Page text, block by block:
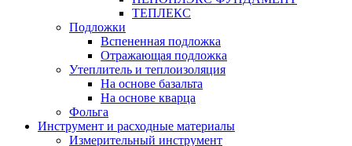
ТЕПЛЕКС
Подложки
Вспененная подложка
Отражающая подложка
Утеплитель и теплоизоляция
На основе базальта
На основе кварца
Фольга
Инструмент и расходные материалы
Измерительный инструмент